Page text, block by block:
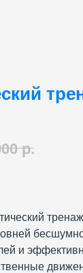
р.
и